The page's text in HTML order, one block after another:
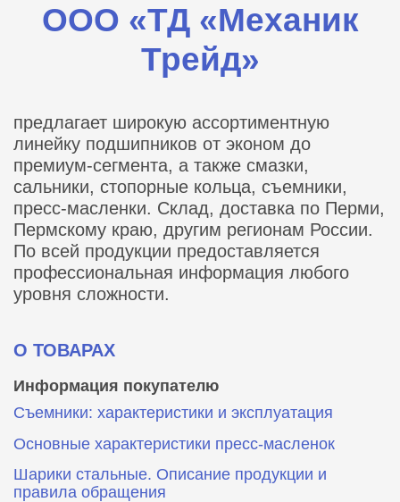
ООО «ТД «Механик
Трейд»
предлагает широкую ассортиментную
линейку подшипников от эконом до
премиум-сегмента, а также смазки,
сальники, стопорные кольца, съемники,
пресс-масленки. Склад, доставка по Перми,
Пермскому краю, другим регионам России.
По всей продукции предоставляется
профессиональная информация любого
уровня сложности.
О ТОВАРАХ
Информация покупателю
Съемники: характеристики и эксплуатация
Основные характеристики пресс‑масленок
Шарики стальные. Описание продукции и
правила обращения